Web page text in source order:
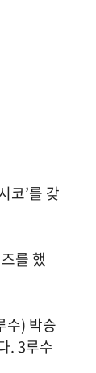
코’를 갖
를 했
수) 박승
. 3루수